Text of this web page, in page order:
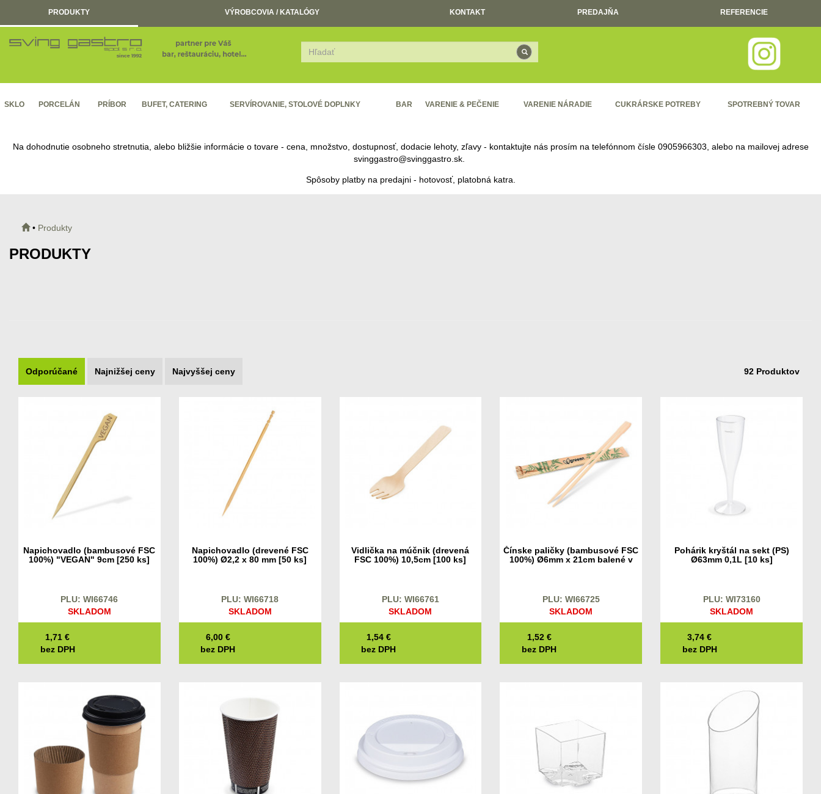
PRODUKTY VÝROBCOVIA / KATALÓGY KONTAKT PREDAJŇA REFERENCIE
SKLO PORCELÁN PRÍBOR BUFET, CATERING SERVÍROVANIE, STOLOVÉ DOPLNKY BAR VARENIE & PEČENIE VARENIE NÁRADIE CUKRÁRSKE POTREBY SPOTREBNÝ TOVAR
Na dohodnutie osobneho stretnutia, alebo bližšie informácie o tovare - cena, množstvo, dostupnosť, dodacie lehoty, zľavy - kontaktujte nás prosím na telefónnom čísle 0905966303 , alebo na mailovej adrese
svinggastro@svinggastro.sk
Spôsoby platby na predajni - hotovosť, platobná katra.
• Produkty
PRODUKTY
92 Produktov
Odporúčané Najnižšej ceny Najvyššej ceny
Napichovadlo (bambusové FSC
100%) "VEGAN" 9cm [250 ks]
PLU: WI66746
SKLADOM
1,71 €
bez DPH
Napichovadlo (drevené FSC
100%) Ø2,2 x 80 mm [50 ks]
PLU: WI66718
SKLADOM
6,00 €
bez DPH
Vidlička na múčnik (drevená
FSC 100%) 10,5cm [100 ks]
PLU: WI66761
SKLADOM
1,54 €
bez DPH
Čínske paličky (bambusové FSC
100%) Ø6mm x 21cm balené v
PLU: WI66725
SKLADOM
1,52 €
bez DPH
Pohárik kryštál na sekt (PS)
Ø63mm 0,1L [10 ks]
PLU: WI73160
SKLADOM
3,74 €
bez DPH